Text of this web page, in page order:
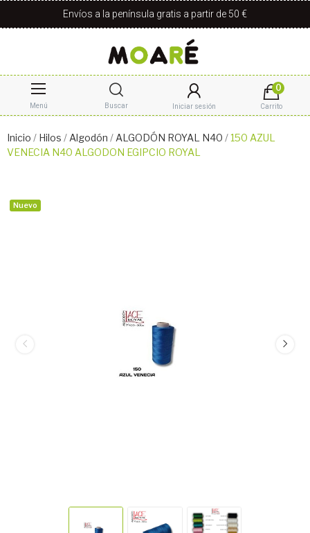
Envíos a la península gratis a partir de 50 €
Menú Buscar Iniciar sesión
0
Carrito
Inicio Hilos Algodón ALGODÓN ROYAL N40
150 AZUL
VENECIA N40 ALGODON EGIPCIO ROYAL
Nuevo